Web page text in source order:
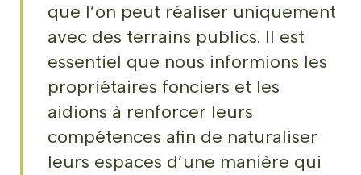
que l’on peut réaliser uniquement
avec des terrains publics. Il est
essentiel que nous informions les
propriétaires fonciers et les
aidions à renforcer leurs
compétences afin de naturaliser
leurs espaces d’une manière qui